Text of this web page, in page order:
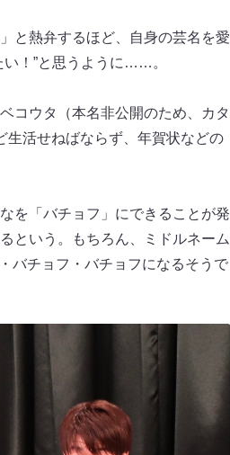
と熱弁するほど、自身の芸名を愛
い！”と思うように……。
コウタ（本名非公開のため、カタ
生活せねばならず、年賀状などの
を「バチョフ」にできることが発
という。もちろん、ミドルネーム
バチョフ・バチョフになるそうで